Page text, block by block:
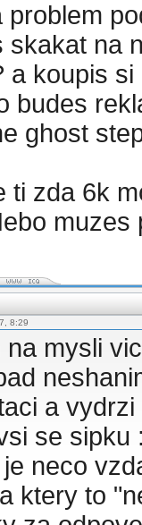
problem
skakat na
a koupis
budes
ghost
ti zda 6k
8:29
na mysli
a
se sipku
neco
ktery to